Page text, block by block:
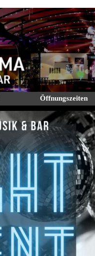
Öffnungszeiten